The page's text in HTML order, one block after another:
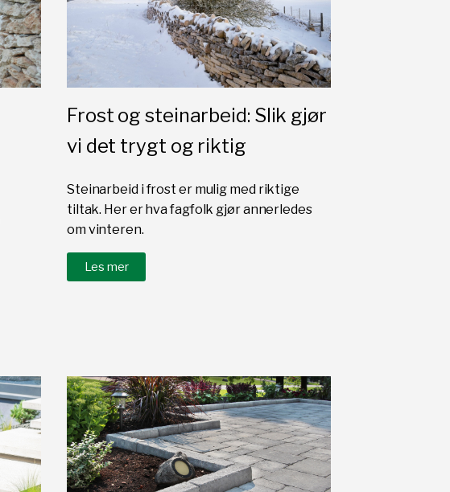
Frost og steinarbeid: Slik gjør
vi det trygt og riktig
Steinarbeid i frost er mulig med riktige
tiltak. Her er hva fagfolk gjør annerledes
om vinteren.
Les mer